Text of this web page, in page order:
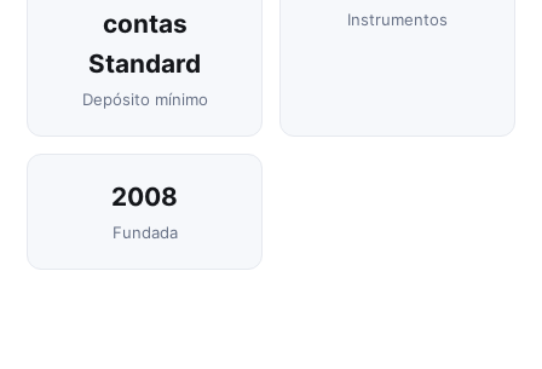
contas
Standard
Depósito mínimo
Instrumentos
2008
Fundada